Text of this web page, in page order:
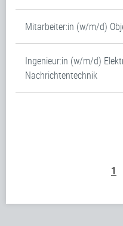
Mitarbeiter:in (w/m/d)
Ingenieur:in (w/m/d)
Nachrichtentechnik
1